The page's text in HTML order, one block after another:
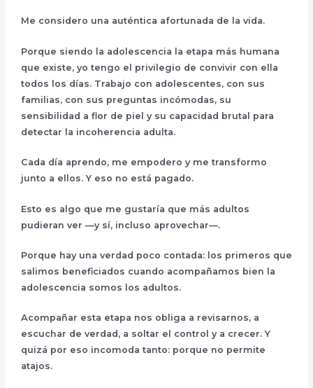
Me considero una auténtica afortunada de la vida.
Porque siendo la adolescencia la etapa más humana
que existe, yo tengo el privilegio de convivir con ella
todos los días. Trabajo con adolescentes, con sus
familias, con sus preguntas incómodas, su
sensibilidad a flor de piel y su capacidad brutal para
detectar la incoherencia adulta.
Cada día aprendo, me empodero y me transformo
junto a ellos. Y eso no está pagado.
Esto es algo que me gustaría que más adultos
pudieran ver —y sí, incluso aprovechar—.
Porque hay una verdad poco contada: los primeros que
salimos beneficiados cuando acompañamos bien la
adolescencia somos los adultos.
Acompañar esta etapa nos obliga a revisarnos, a
escuchar de verdad, a soltar el control y a crecer. Y
quizá por eso incomoda tanto: porque no permite
atajos.